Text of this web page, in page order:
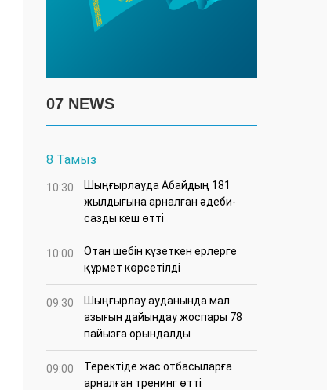
07 NEWS
8 Тамыз
10:30
Шыңғырлауда Абайдың 181
жылдығына арналған әдеби-
сазды кеш өтті
10:00
Отан шебін күзеткен ерлерге
құрмет көрсетілді
09:30
​Шыңғырлау ауданында мал
азығын дайындау жоспары 78
пайызға орындалды
09:00
​Теректіде жас отбасыларға
арналған тренинг өтті